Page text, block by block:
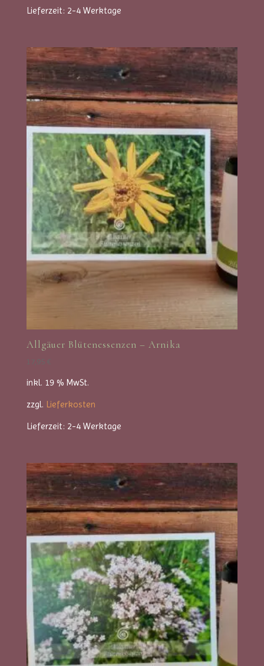
Lieferzeit: 2-4 Werktage
Allgäuer Blütenessenzen – Arnika
17,95 €
inkl. 19 % MwSt.
zzgl. Lieferkosten
Lieferzeit: 2-4 Werktage